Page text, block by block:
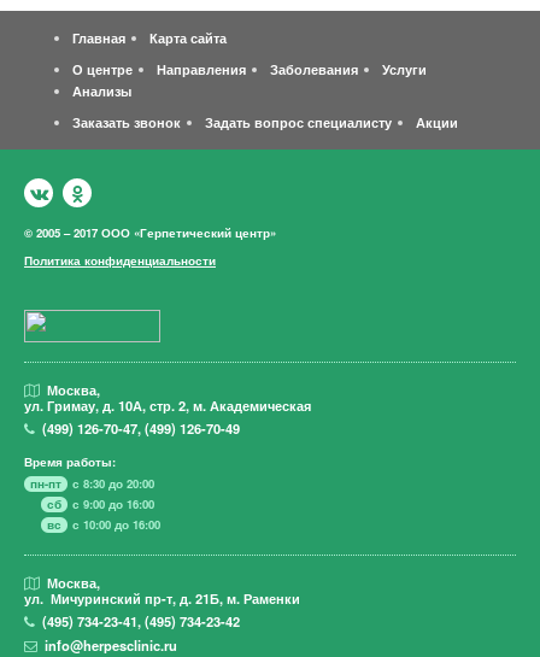
Главная
Карта сайта
О центре
Направления Заболевания
Услуги
Анализы
Заказать звонок
Задать вопрос специалисту Акции
© 2005 – 2017 ООО «Герпетический центр»
Политика конфиденциальности
Москва,
ул. Гримау, д. 10А, стр. 2, м. Академическая
(499)126-70-47,(499)126-70-49
Время работы:
пн-пт
с 8:30 до 20:00
сб
с 9:00 до 16:00
вс
с 10:00 до 16:00
Москва,
ул. Мичуринский пр-т, д. 21Б, м. Раменки
(495)734-23-41,(495)734-23-42
info@herpesclinic.ru